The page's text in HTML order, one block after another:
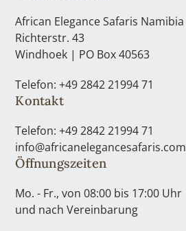
African Elegance Safaris Namibia
Richterstr. 43
Windhoek | PO Box 40563
Telefon: +49 2842 21994 71
Kontakt
Telefon: +49 2842 21994 71
info@africanelegancesafaris.com
Öffnungszeiten
Mo. - Fr., von 08:00 bis 17:00 Uhr
und nach Vereinbarung